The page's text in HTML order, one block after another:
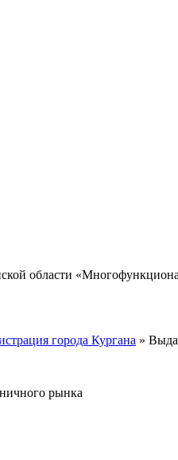
области
города Кургана »
рынка